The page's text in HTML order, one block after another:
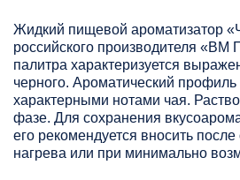
Жидкий пищевой ароматизатор
российского производителя «ВМ
палитра характеризуется
черного. Ароматический профиль
характерными нотами чая.
фазе. Для сохранения
его рекомендуется вносить
нагрева или при минимально